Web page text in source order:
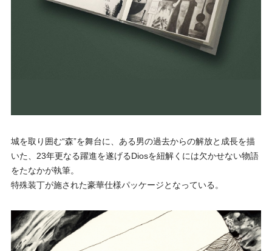
城を取り囲む“森”を舞台に、ある男の過去からの解放と成長を描
いた、23年更なる躍進を遂げるDiosを紐解くには欠かせない物語
をたなかが執筆。
特殊装丁が施された豪華仕様パッケージとなっている。